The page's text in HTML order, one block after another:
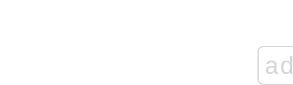
ad